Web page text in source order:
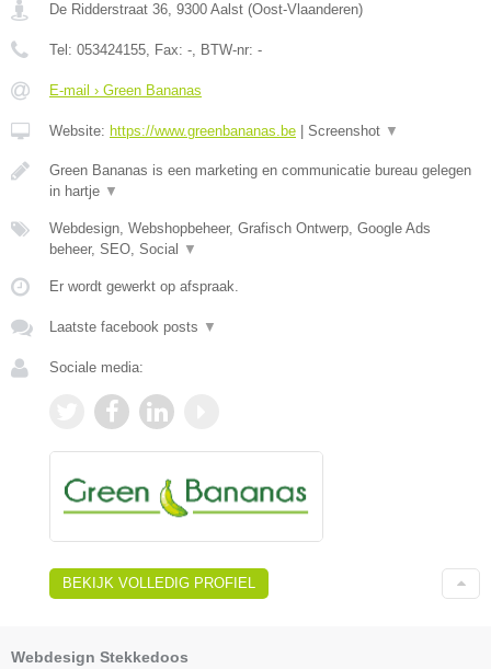
De Ridderstraat 36, 9300 Aalst (Oost-Vlaanderen)
Tel: 053424155, Fax: -, BTW-nr: -
E-mail › Green Bananas
Website: https://www.greenbananas.be Screenshot ▼
Green Bananas is een marketing en communicatie bureau gelegen
in hartje ▼
Webdesign, Webshopbeheer, Grafisch Ontwerp, Google Ads
beheer, SEO, Social
▼
Er wordt gewerkt op afspraak.
Laatste facebook posts ▼
Sociale media:
BEKIJK VOLLEDIG PROFIEL
Webdesign Stekkedoos